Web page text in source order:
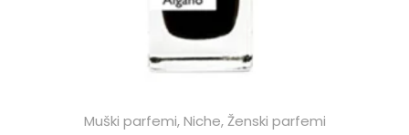
Muški parfemi,Niche,Ženski parfemi